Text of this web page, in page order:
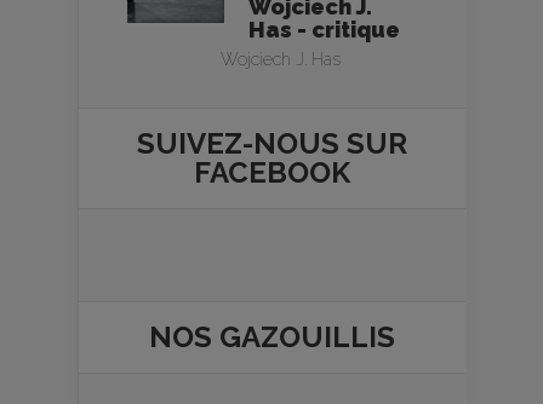
Wojciech J.
Has - critique
Wojciech J. Has
SUIVEZ-NOUS SUR
FACEBOOK
NOS GAZOUILLIS